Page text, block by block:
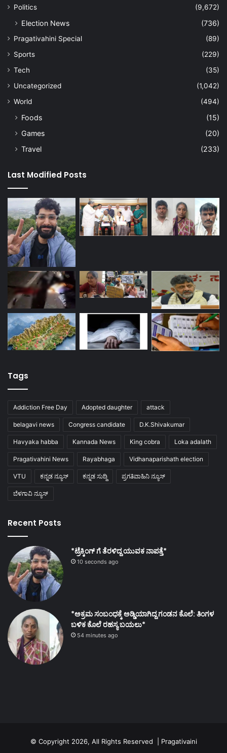
Politics
(9,672)
Election News (736)
Pragativahini Special
(89)
Sports
(229)
Tech
(35)
Uncategorized
(1,042)
World
(494)
Foods
(15)
Games
(20)
Travel
(233)
Last Modified Posts
Tags
Addiction Free Day Adopted daughter attack
belagavi news Congress candidate D.K.Shivakumar
Havyaka habba Kannada News King cobra Loka adalath
Pragativahini News Rayabhaga Vidhanaparishath election
VTU ಕನ್ನಡ ನ್ಯೂಸ್ ಕನ್ನಡ ಸುದ್ದಿ ಪ್ರಗತಿವಾಹಿನಿ ನ್ಯೂಸ್
ಬೆಳಗಾವಿ ನ್ಯೂಸ್
Recent Posts
*ಟ್ರೆಕ್ಕಿಂಗ್ ಗೆ ತೆರಳಿದ್ದ ಯುವಕ ನಾಪತ್ತೆ*
10 seconds ago
*ಅಕ್ರಮ ಸಂಬಂಧಕ್ಕೆ ಅಡ್ಡಿಯಾಗಿದ್ದ ಗಂಡನ ಕೊಲೆ: ತಿಂಗಳ
ಬಳಿಕ ಕೊಲೆ ರಹಸ್ಯ ಬಯಲು*
54 minutes ago
© Copyright 2026, All Rights Reserved | Pragativaini